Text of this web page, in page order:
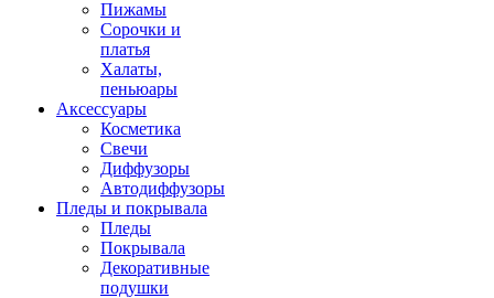
Пижамы
Сорочки и
платья
Халаты,
пеньюары
Аксессуары
Косметика
Свечи
Диффузоры
Автодиффузоры
Пледы и покрывала
Пледы
Покрывала
Декоративные
подушки